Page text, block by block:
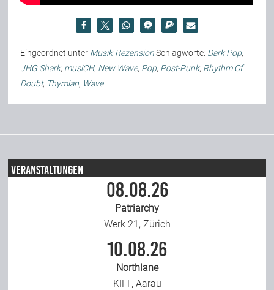
Eingeordnet unter Musik-Rezension Schlagworte: Dark Pop,
JHG Shark, musiCH, New Wave, Pop, Post-Punk, Rhythm Of
Doubt, Thymian, Wave
Veranstaltungen
08.08.26
Patriarchy
Werk 21, Zürich
10.08.26
Northlane
KIFF, Aarau